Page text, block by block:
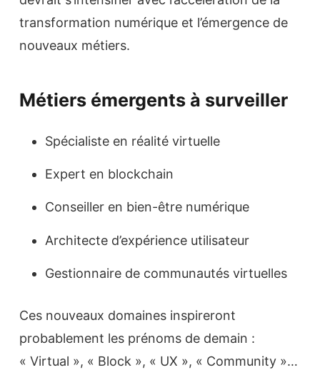
transformation numérique et l’émergence de
nouveaux métiers.
Métiers émergents à surveiller
Spécialiste en réalité virtuelle
Expert en blockchain
Conseiller en bien-être numérique
Architecte d’expérience utilisateur
Gestionnaire de communautés virtuelles
Ces nouveaux domaines inspireront
probablement les prénoms de demain :
« Virtual », « Block », « UX », « Community »…